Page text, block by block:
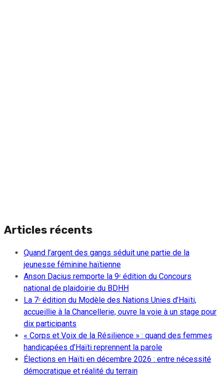
Articles récents
Quand l’argent des gangs séduit une partie de la
jeunesse féminine haïtienne
Anson Dacius remporte la 9ᵉ édition du Concours
national de plaidoirie du BDHH
La 7ᵉ édition du Modèle des Nations Unies d’Haïti,
accueillie à la Chancellerie, ouvre la voie à un stage pour
dix participants
« Corps et Voix de la Résilience » : quand des femmes
handicapées d’Haïti reprennent la parole
Élections en Haïti en décembre 2026 : entre nécessité
démocratique et réalité du terrain